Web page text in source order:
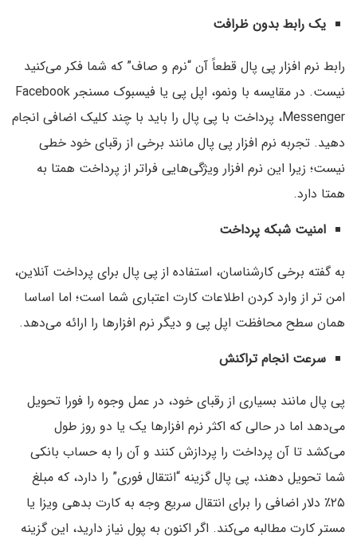
یک رابط بدون ظرافت
رابط نرم افزار پی پال قطعاً آن “نرم و صاف” که شما فکر می‌کنید
نیست. در مقایسه با ونمو، اپل پی یا فیسبوک مسنجر Facebook
Messenger، پرداخت با پی پال را باید با چند کلیک اضافی انجام
دهید. تجربه نرم افزار پی پال مانند برخی از رقبای خود خطی
نیست؛ زیرا‌ این نرم افزار ویژگی‌هایی فراتر از پرداخت همتا به
همتا دارد.
امنیت شبکه پرداخت
به گفته برخی کارشناسان، استفاده از پی پال برای پرداخت آنلاین،
امن تر از وارد کردن اطلاعات کارت اعتباری شما است؛ اما اساسا
همان سطح محافظت اپل پی و دیگر نرم افزار‌ها را ارائه می‌دهد.
سرعت انجام تراکنش
پی پال مانند بسیاری از رقبای خود، در عمل وجوه را فورا تحویل
می‌دهد اما در حالی که اکثر نرم افزار‌ها یک یا دو روز طول
می‌کشد تا آن پرداخت را پردازش کنند و آن را به حساب بانکی
شما تحویل دهند، پی پال گزینه “انتقال فوری” را دارد، که مبلغ
۲۵٪ دلار اضافی را برای انتقال سریع وجه به کارت بدهی ویزا یا
مستر کارت مطالبه می‌کند. اگر اکنون به پول نیاز دارید،‌ این گزینه